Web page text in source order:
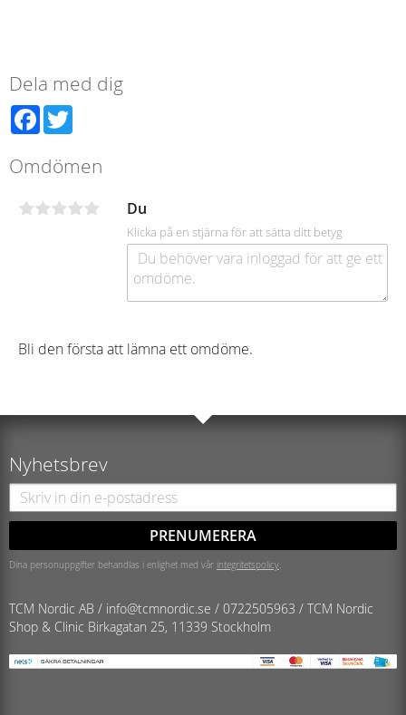
Dela med dig
Facebook
Omdömen
Du
Klicka på en stjärna för att sätta ditt betyg
Bli den första att lämna ett omdöme.
Nyhetsbrev
PRENUMERERA
Dina personuppgifter behandlas i enlighet med vår integritetspolicy.
TCM Nordic AB / info@tcmnordic.se / 0722505963 / TCM Nordic
Shop & Clinic Birkagatan 25, 11339 Stockholm